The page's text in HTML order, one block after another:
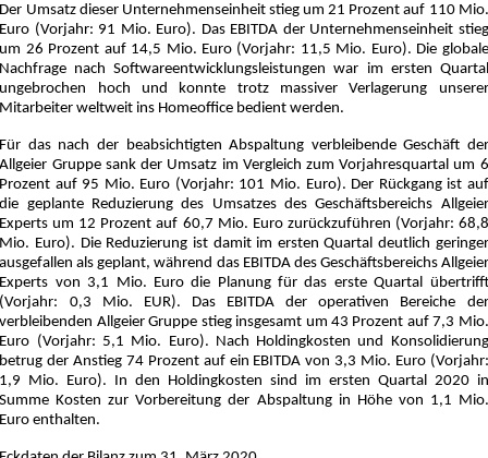
Der Umsatz dieser Unternehmenseinheit stieg um 21 Prozent auf 110 Mio.
Euro (Vorjahr: 91 Mio. Euro). Das EBITDA der Unternehmenseinheit stieg
um 26 Prozent auf 14,5 Mio. Euro (Vorjahr: 11,5 Mio. Euro). Die globale
Nachfrage nach Softwareentwicklungsleistungen war im ersten Quartal
ungebrochen hoch und konnte trotz massiver Verlagerung unserer
Mitarbeiter weltweit ins Homeoffice bedient werden.
Für das nach der beabsichtigten Abspaltung verbleibende Geschäft der
Allgeier Gruppe sank der Umsatz im Vergleich zum Vorjahresquartal um 6
Prozent auf 95 Mio. Euro (Vorjahr: 101 Mio. Euro). Der Rückgang ist auf
die geplante Reduzierung des Umsatzes des Geschäftsbereichs Allgeier
Experts um 12 Prozent auf 60,7 Mio. Euro zurückzuführen (Vorjahr: 68,8
Mio. Euro). Die Reduzierung ist damit im ersten Quartal deutlich geringer
ausgefallen als geplant, während das EBITDA des Geschäftsbereichs Allgeier
Experts von 3,1 Mio. Euro die Planung für das erste Quartal übertrifft
(Vorjahr: 0,3 Mio. EUR). Das EBITDA der operativen Bereiche der
verbleibenden Allgeier Gruppe stieg insgesamt um 43 Prozent auf 7,3 Mio.
Euro (Vorjahr: 5,1 Mio. Euro). Nach Holdingkosten und Konsolidierung
betrug der Anstieg 74 Prozent auf ein EBITDA von 3,3 Mio. Euro (Vorjahr:
1,9 Mio. Euro). In den Holdingkosten sind im ersten Quartal 2020 in
Summe Kosten zur Vorbereitung der Abspaltung in Höhe von 1,1 Mio.
Euro enthalten.